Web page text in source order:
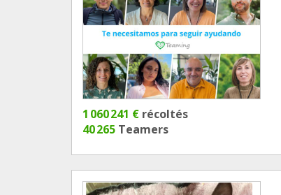
1 060 241 € récoltés
40 265 Teamers